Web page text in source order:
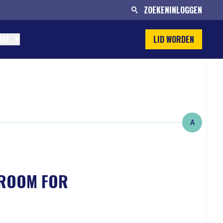
ZOEKENINLOGGEN
LID WORDEN
A
FOR